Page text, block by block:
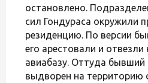
остановлено.
сил Гондураса окружили
резиденцию. По версии
его арестовали и
авиабазу. Оттуда бывший
выдворен на территорию